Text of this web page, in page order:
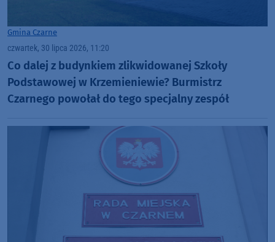
Gmina Czarne
czwartek, 30 lipca 2026, 11:20
Co dalej z budynkiem zlikwidowanej Szkoły
Podstawowej w Krzemieniewie? Burmistrz
Czarnego powołał do tego specjalny zespół